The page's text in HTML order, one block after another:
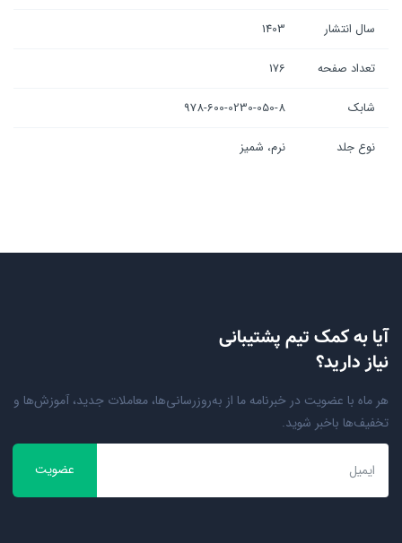
سال انتشار 1403
تعداد صفحه 176
شابک 978-600-0230-050-8
نوع جلد نرم، شمیز
آیا به کمک تیم پشتیبانی
نیاز دارید؟
هر ماه با عضویت در خبرنامه ما از به‌روزرسانی‌ها، معاملات جدید، آموزش‌ها و
تخفیف‌ها باخبر شوید.
عضویت